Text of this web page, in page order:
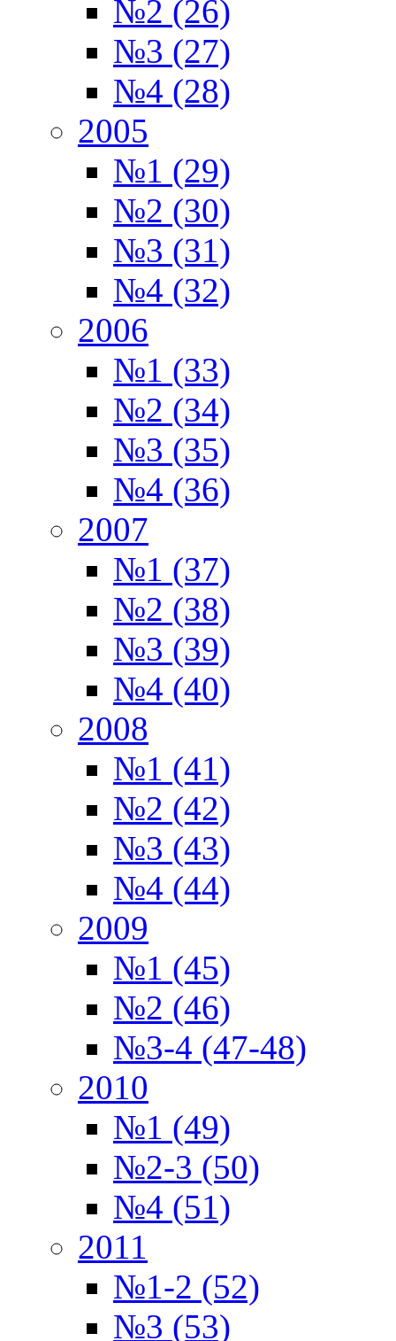
№2 (26)
№3 (27)
№4 (28)
2005
№1 (29)
№2 (30)
№3 (31)
№4 (32)
2006
№1 (33)
№2 (34)
№3 (35)
№4 (36)
2007
№1 (37)
№2 (38)
№3 (39)
№4 (40)
2008
№1 (41)
№2 (42)
№3 (43)
№4 (44)
2009
№1 (45)
№2 (46)
№3-4 (47-48)
2010
№1 (49)
№2-3 (50)
№4 (51)
2011
№1-2 (52)
№3 (53)